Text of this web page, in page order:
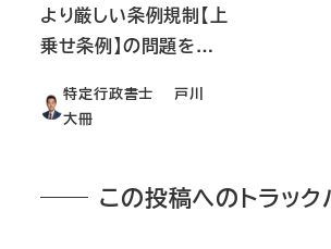
より厳しい条例規制【上
乗せ条例】の問題を…
特定行政書士 戸川
大冊
この投稿へのトラック